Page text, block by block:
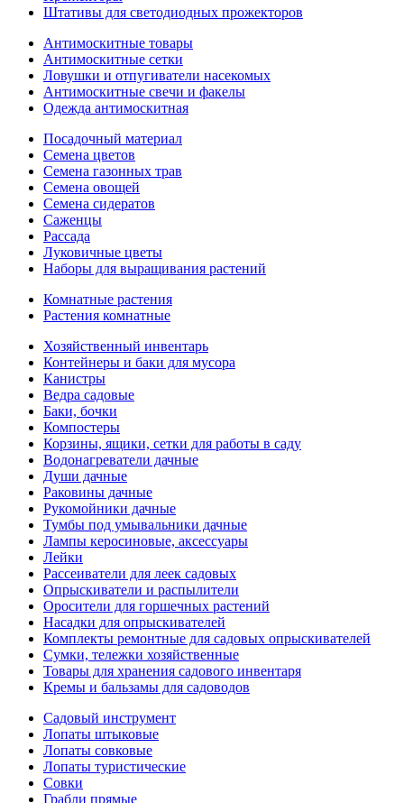
Штативы для светодиодных прожекторов
Антимоскитные товары
Антимоскитные сетки
Ловушки и отпугиватели насекомых
Антимоскитные свечи и факелы
Одежда антимоскитная
Посадочный материал
Семена цветов
Семена газонных трав
Семена овощей
Семена сидератов
Саженцы
Рассада
Луковичные цветы
Наборы для выращивания растений
Комнатные растения
Растения комнатные
Хозяйственный инвентарь
Контейнеры и баки для мусора
Канистры
Ведра садовые
Баки, бочки
Компостеры
Корзины, ящики, сетки для работы в саду
Водонагреватели дачные
Души дачные
Раковины дачные
Рукомойники дачные
Тумбы под умывальники дачные
Лампы керосиновые, аксессуары
Лейки
Рассеиватели для леек садовых
Опрыскиватели и распылители
Оросители для горшечных растений
Насадки для опрыскивателей
Комплекты ремонтные для садовых опрыскивателей
Сумки, тележки хозяйственные
Товары для хранения садового инвентаря
Кремы и бальзамы для садоводов
Садовый инструмент
Лопаты штыковые
Лопаты совковые
Лопаты туристические
Совки
Грабли прямые